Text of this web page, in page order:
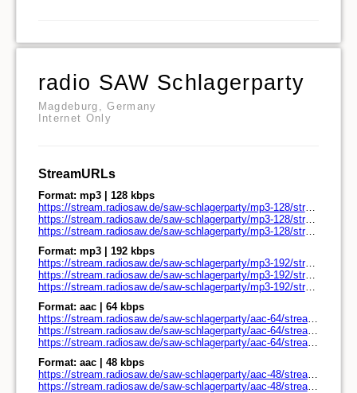
radio SAW Schlagerparty
Magdeburg, Germany
Internet Only
StreamURLs
Format: mp3 | 128 kbps
https://stream.radiosaw.de/saw-schlagerparty/mp3-128/stream.radiosaw.de/
https://stream.radiosaw.de/saw-schlagerparty/mp3-128/stream.radiosaw.de/play.pls
https://stream.radiosaw.de/saw-schlagerparty/mp3-128/stream.radiosaw.de/play.m3u
Format: mp3 | 192 kbps
https://stream.radiosaw.de/saw-schlagerparty/mp3-192/stream.radiosaw.de/
https://stream.radiosaw.de/saw-schlagerparty/mp3-192/stream.radiosaw.de/play.pls
https://stream.radiosaw.de/saw-schlagerparty/mp3-192/stream.radiosaw.de/play.m3u
Format: aac | 64 kbps
https://stream.radiosaw.de/saw-schlagerparty/aac-64/stream.radiosaw.de/
https://stream.radiosaw.de/saw-schlagerparty/aac-64/stream.radiosaw.de/play.pls
https://stream.radiosaw.de/saw-schlagerparty/aac-64/stream.radiosaw.de/play.m3u
Format: aac | 48 kbps
https://stream.radiosaw.de/saw-schlagerparty/aac-48/stream.radiosaw.de/
https://stream.radiosaw.de/saw-schlagerparty/aac-48/stream.radiosaw.de/play.pls